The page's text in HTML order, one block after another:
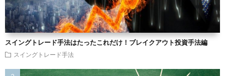
スイングトレード手法はたったこれだけ！ブレイクアウト投資手法編
スイングトレード手法